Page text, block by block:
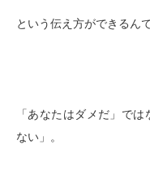
という伝え方ができるんで
「あなたはダメだ」で
ない」。